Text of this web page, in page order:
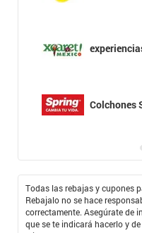
experiencias
Colchones
Todas las rebajas y cupones
Rebajalo no se hace
correctamente. Asegúrate de
que se te indicará hacerlo y